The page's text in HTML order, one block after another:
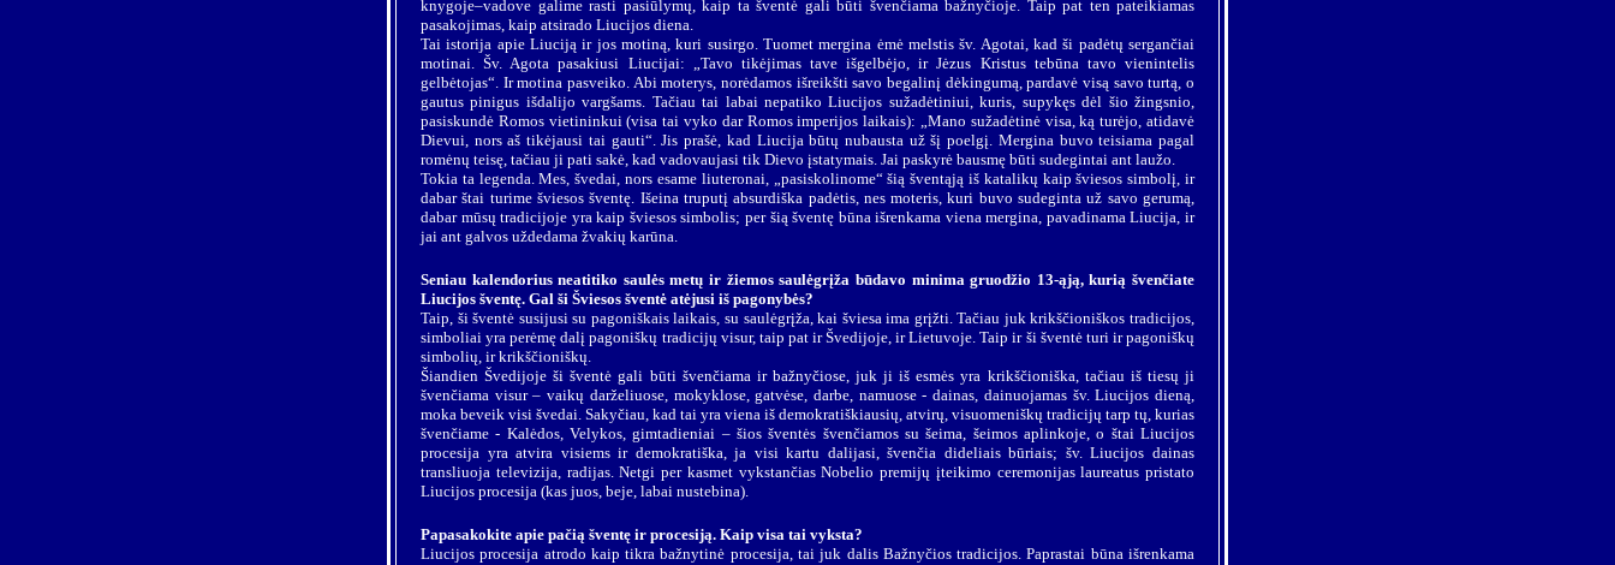
knygoje–vadove galime rasti pasiūlymų, kaip ta šventė gali būti švenčiama bažnyčioje. Taip pat ten pateikiamas
pasakojimas, kaip atsirado Liucijos diena.
Tai istorija apie Liuciją ir jos motiną, kuri susirgo. Tuomet mergina ėmė melstis šv. Agotai, kad ši padėtų sergančiai
motinai. Šv. Agota pasakiusi Liucijai: „Tavo tikėjimas tave išgelbėjo, ir Jėzus Kristus tebūna tavo vienintelis
gelbėtojas“. Ir motina pasveiko. Abi moterys, norėdamos išreikšti savo begalinį dėkingumą, pardavė visą savo turtą, o
gautus pinigus išdalijo vargšams. Tačiau tai labai nepatiko Liucijos sužadėtiniui, kuris, supykęs dėl šio žingsnio,
pasiskundė Romos vietininkui (visa tai vyko dar Romos imperijos laikais): „Mano sužadėtinė visa, ką turėjo, atidavė
Dievui, nors aš tikėjausi tai gauti“. Jis prašė, kad Liucija būtų nubausta už šį poelgį. Mergina buvo teisiama pagal
romėnų teisę, tačiau ji pati sakė, kad vadovaujasi tik Dievo įstatymais. Jai paskyrė bausmę būti sudegintai ant laužo.
Tokia ta legenda. Mes, švedai, nors esame liuteronai, „pasiskolinome“ šią šventąją iš katalikų kaip šviesos simbolį, ir
dabar štai turime šviesos šventę. Išeina truputį absurdiška padėtis, nes moteris, kuri buvo sudeginta už savo gerumą,
dabar mūsų tradicijoje yra kaip šviesos simbolis; per šią šventę būna išrenkama viena mergina, pavadinama Liucija, ir
jai ant galvos uždedama žvakių karūna.
Seniau kalendorius neatitiko saulės metų ir žiemos saulėgrįža būdavo minima gruodžio 13-ąją, kurią švenčiate
Liucijos šventę. Gal ši Šviesos šventė atėjusi iš pagonybės?
Taip, ši šventė susijusi su pagoniškais laikais, su saulėgrįža, kai šviesa ima grįžti. Tačiau juk krikščioniškos tradicijos,
simboliai yra perėmę dalį pagoniškų tradicijų visur, taip pat ir Švedijoje, ir Lietuvoje. Taip ir ši šventė turi ir pagoniškų
simbolių, ir krikščioniškų.
Šiandien Švedijoje ši šventė gali būti švenčiama ir bažnyčiose, juk ji iš esmės yra krikščioniška, tačiau iš tiesų ji
švenčiama visur – vaikų darželiuose, mokyklose, gatvėse, darbe, namuose - dainas, dainuojamas šv. Liucijos dieną,
moka beveik visi švedai. Sakyčiau, kad tai yra viena iš demokratiškiausių, atvirų, visuomeniškų tradicijų tarp tų, kurias
švenčiame - Kalėdos, Velykos, gimtadieniai – šios šventės švenčiamos su šeima, šeimos aplinkoje, o štai Liucijos
procesija yra atvira visiems ir demokratiška, ja visi kartu dalijasi, švenčia dideliais būriais; šv. Liucijos dainas
transliuoja televizija, radijas. Netgi per kasmet vykstančias Nobelio premijų įteikimo ceremonijas laureatus pristato
Liucijos procesija (kas juos, beje, labai nustebina).
Papasakokite apie pačią šventę ir procesiją. Kaip visa tai vyksta?
Liucijos procesija atrodo kaip tikra bažnytinė procesija, tai juk dalis Bažnyčios tradicijos. Paprastai būna išrenkama